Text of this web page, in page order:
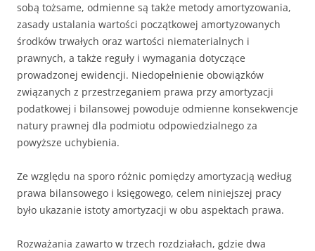
sobą tożsame, odmienne są także metody amortyzowania,
zasady ustalania wartości początkowej amortyzowanych
środków trwałych oraz wartości niematerialnych i
prawnych, a także reguły i wymagania dotyczące
prowadzonej ewidencji. Niedopełnienie obowiązków
związanych z przestrzeganiem prawa przy amortyzacji
podatkowej i bilansowej powoduje odmienne konsekwencje
natury prawnej dla podmiotu odpowiedzialnego za
powyższe uchybienia.
Ze względu na sporo różnic pomiędzy amortyzacją według
prawa bilansowego i księgowego, celem niniejszej pracy
było ukazanie istoty amortyzacji w obu aspektach prawa.
Rozważania zawarto w trzech rozdziałach, gdzie dwa